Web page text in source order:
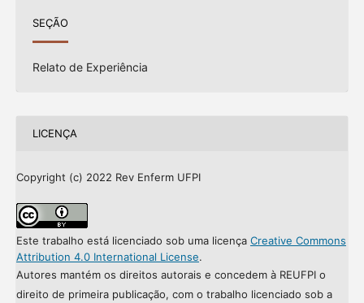
SEÇÃO
Relato de Experiência
LICENÇA
Copyright (c) 2022 Rev Enferm UFPI
Este trabalho está licenciado sob uma licença Creative Commons
Attribution 4.0 International License.
Autores mantém os direitos autorais e concedem à REUFPI o
direito de primeira publicação, com o trabalho licenciado sob a